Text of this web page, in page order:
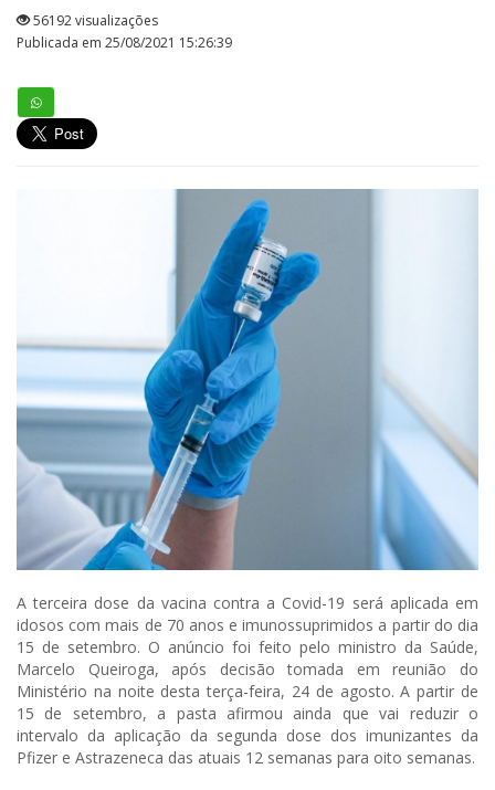
56192 visualizações
Publicada em 25/08/2021 15:26:39
A terceira dose da vacina contra a Covid-19 será aplicada em
idosos com mais de 70 anos e imunossuprimidos a partir do dia
15 de setembro. O anúncio foi feito pelo ministro da Saúde,
Marcelo Queiroga, após decisão tomada em reunião do
Ministério na noite desta terça-feira, 24 de agosto. A partir de
15 de setembro, a pasta afirmou ainda que vai reduzir o
intervalo da aplicação da segunda dose dos imunizantes da
Pfizer e Astrazeneca das atuais 12 semanas para oito semanas.